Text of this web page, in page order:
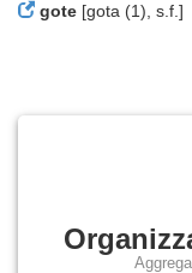
gote [gota (1), s.f.]